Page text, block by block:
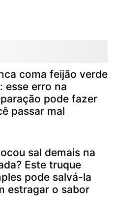
coma feijão verde
esse erro na
pode fazer
passar mal
sal demais na
Este truque
pode salvá-la
estragar o sabor